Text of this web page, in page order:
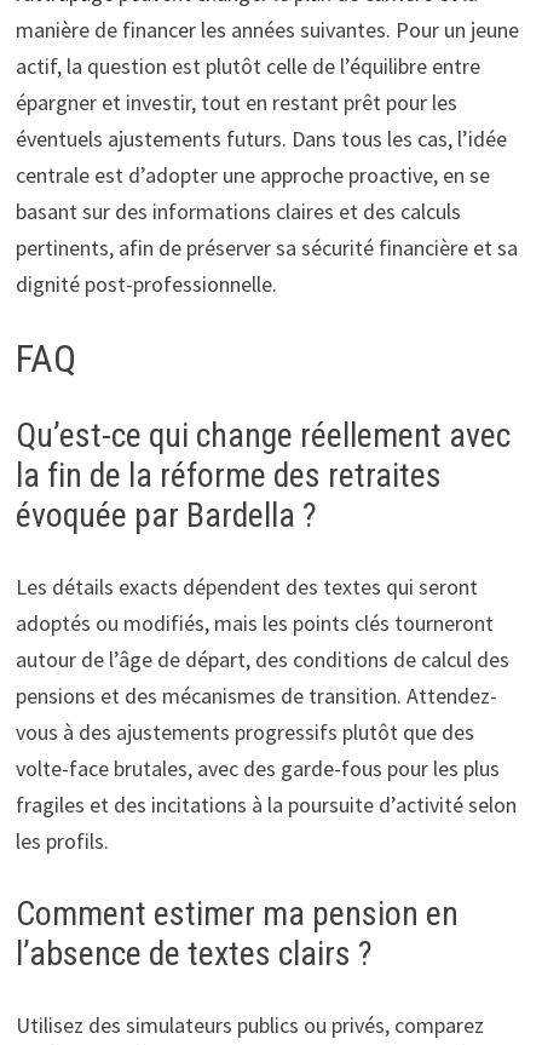
manière de financer les années suivantes. Pour un jeune
actif, la question est plutôt celle de l’équilibre entre
épargner et investir, tout en restant prêt pour les
éventuels ajustements futurs. Dans tous les cas, l’idée
centrale est d’adopter une approche proactive, en se
basant sur des informations claires et des calculs
pertinents, afin de préserver sa sécurité financière et sa
dignité post-professionnelle.
FAQ
Qu’est-ce qui change réellement avec
la fin de la réforme des retraites
évoquée par Bardella ?
Les détails exacts dépendent des textes qui seront
adoptés ou modifiés, mais les points clés tourneront
autour de l’âge de départ, des conditions de calcul des
pensions et des mécanismes de transition. Attendez-
vous à des ajustements progressifs plutôt que des
volte-face brutales, avec des garde-fous pour les plus
fragiles et des incitations à la poursuite d’activité selon
les profils.
Comment estimer ma pension en
l’absence de textes clairs ?
Utilisez des simulateurs publics ou privés, comparez